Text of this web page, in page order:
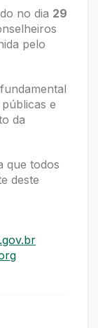
no dia 29
pelo
e
da
que todos
deste